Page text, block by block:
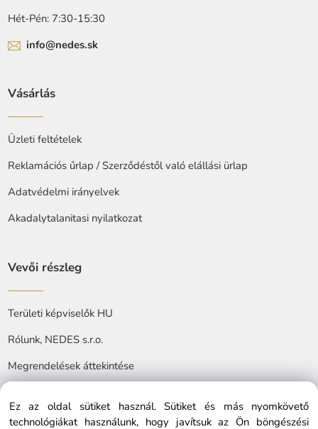
Hét-Pén: 7:30-15:30
info@nedes.sk
Vásárlás
Üzleti feltételek
Reklamációs űrlap / Szerződéstől való elállási ürlap
Adatvédelmi irányelvek
Akadalytalanitasi nyilatkozat
Vevői részleg
Területi képviselők HU
Rólunk, NEDES s.r.o.
Megrendelések áttekintése
Ez az oldal sütiket használ. Sütiket és más nyomkövető
technológiákat használunk, hogy javítsuk az Ön böngészési